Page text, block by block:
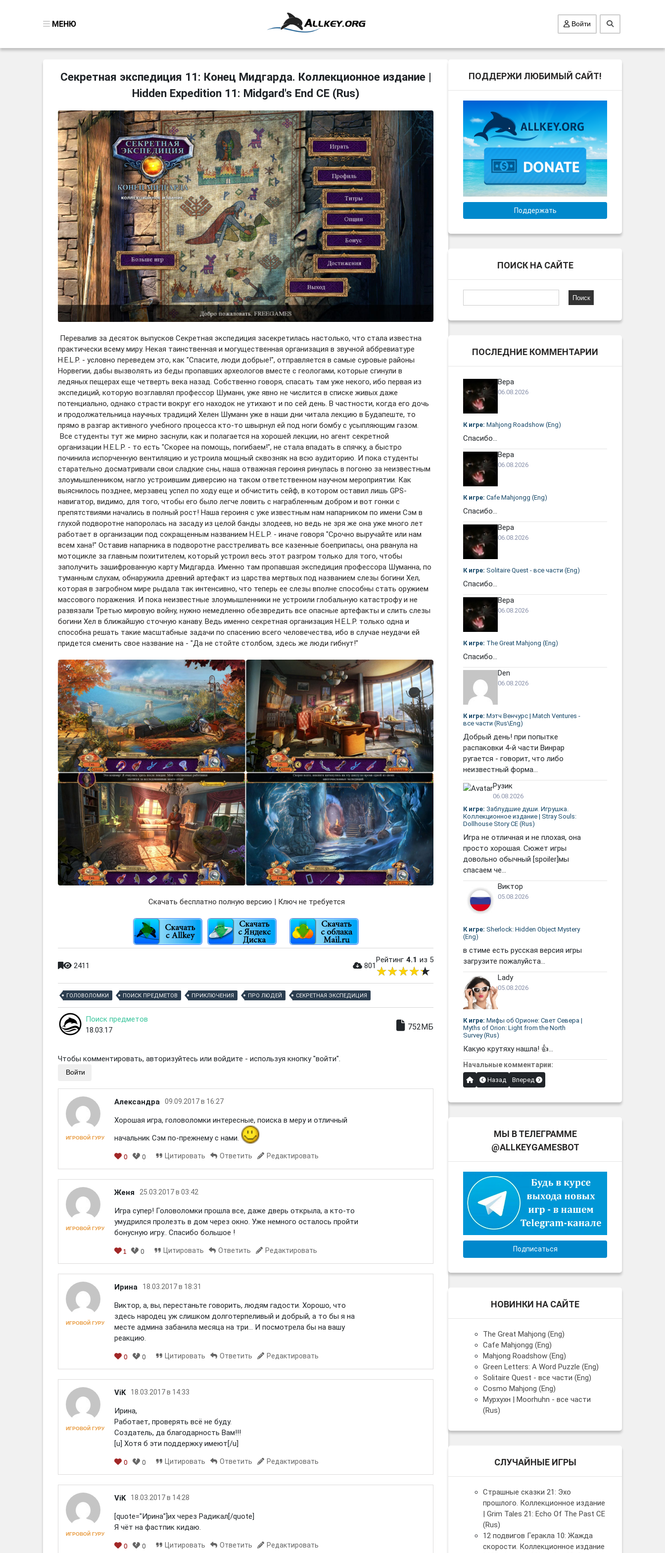
МЕНЮ
ПОИСК ПРЕДМЕТОВ
БИЗНЕС
ТРИ-В-РЯД
СТРАТЕГИИ
СТРЕЛЯЛКИ
КВЕСТ
КАК СКАЧАТЬ
НОВОСТИ
Войти
Секретная экспедиция 11: Конец Мидгарда. Коллекционное издание |
Hidden Expedition 11: Midgard's End CE (Rus)
Перевалив за десяток выпусков Секретная экспедиция засекретилась настолько, что стала известна
практически всему миру. Некая таинственная и могущественная организация в звучной аббревиатуре
H.E.L.P. - условно переведем это, как "Спасите, люди добрые!", отправляется в самые суровые районы
Норвегии, дабы вызволять из беды пропавших археологов вместе с геологами, которые сгинули в
ледяных пещерах еще четверть века назад. Собственно говоря, спасать там уже некого, ибо первая из
экспедиций, которую возглавлял профессор Шуманн, уже явно не числится в списке живых даже
потенциально, однако страсти вокруг его находок не утихают и по сей день. В частности, когда его дочь
и продолжательница научных традиций Хелен Шуманн уже в наши дни читала лекцию в Будапеште, то
прямо в разгар активного учебного процесса кто-то швырнул ей под ноги бомбу с усыпляющим газом.
Все студенты тут же мирно заснули, как и полагается на хорошей лекции, но агент секретной
организации H.E.L.P. - то есть "Скорее на помощь, погибаем!", не стала впадать в спячку, а быстро
починила испорченную вентиляцию и устроила мощный сквозняк на всю аудиторию. И пока студенты
старательно досматривали свои сладкие сны, наша отважная героиня ринулась в погоню за неизвестным
злоумышленником, нагло устроившим диверсию на таком ответственном научном мероприятии. Как
выяснилось позднее, мерзавец успел по ходу еще и обчистить сейф, в котором оставил лишь GPS-
навигатор, видимо, для того, чтобы его было легче ловить с награбленным добром и вот гонки с
препятствиями начались в полный рост! Наша героиня с уже известным нам напарником по имени Сэм в
глухой подворотне напоролась на засаду из целой банды злодеев, но ведь не зря же она уже много лет
работает в организации под сокращенным названием H.E.L.P. - иначе говоря "Срочно выручайте или нам
всем хана!" Оставив напарника в подворотне расстреливать все казенные боеприпасы, она рванула на
мотоцикле за главным похитителем, который устроил весь этот разгром только для того, чтобы
заполучить зашифрованную карту Мидгарда. Именно там пропавшая экспедиция профессора Шуманна, по
туманным слухам, обнаружила древний артефакт из царства мертвых под названием слезы богини Хел,
которая в загробном мире рыдала так интенсивно, что теперь ее слезы вполне способны стать оружием
массового поражения. И пока неизвестные злоумышленники не устроили глобальную катастрофу и не
развязали Третью мировую войну, нужно немедленно обезвредить все опасные артефакты и слить слезы
богини Хел в ближайшую сточную канаву. Ведь именно секретная организация H.E.L.P. только одна и
способна решать такие масштабные задачи по спасению всего человечества, ибо в случае неудачи ей
придется сменить свое название на - "Да не стойте столбом, здесь же люди гибнут!"
Скачать бесплатно полную версию | Ключ не требуется
2411 801
Рейтинг 4.1 из 5
ГОЛОВОЛОМКИ ПОИСК ПРЕДМЕТОВ ПРИКЛЮЧЕНИЯ ПРО ЛЮДЕЙ СЕКРЕТНАЯ ЭКСПЕДИЦИЯ
Поиск предметов
18.03.17
752МБ
Чтобы комментировать, авторизуйтесь или войдите - используя кнопку "войти".
Войти
ИГРОВОЙ ГУРУ
Александра 09.09.2017 в 16:27
Хорошая игра, головоломки интересные, поиска в меру и отличный
начальник Сэм по-прежнему с нами.
0 0 Цитировать Ответить Редактировать
ИГРОВОЙ ГУРУ
Женя 25.03.2017 в 03:42
Игра супер! Головоломки прошла все, даже дверь открыла, а кто-то
умудрился пролезть в дом через окно. Уже немного осталось пройти
бонусную игру.. Спасибо большое !
1 0 Цитировать Ответить Редактировать
ИГРОВОЙ ГУРУ
Ирина 18.03.2017 в 18:31
Виктор, а, вы, перестаньте говорить, людям гадости. Хорошо, что
здесь народец уж слишком долготерпеливый и добрый, а то бы я на
месте админа забанила месяца на три... И посмотрела бы на вашу
реакцию.
0 0 Цитировать Ответить Редактировать
ИГРОВОЙ ГУРУ
ViK 18.03.2017 в 14:33
Ирина,
Работает, проверять всё не буду.
Создатель, да благодарность Вам!!!
[u] Хотя б эти поддержку имеют[/u]
0 0 Цитировать Ответить Редактировать
ИГРОВОЙ ГУРУ
ViK 18.03.2017 в 14:28
[quote="Ирина"]их через Радикал[/quote]
Я чёт на фастпик кидаю.
0 0 Цитировать Ответить Редактировать
ПОДДЕРЖИ ЛЮБИМЫЙ САЙТ!
Поддержать
ПОИСК НА САЙТЕ
ПОСЛЕДНИЕ КОММЕНТАРИИ
Вера
06.08.2026
К игре: Mahjong Roadshow (Eng)
Спасибо...
Вера
06.08.2026
К игре: Cafe Mahjongg (Eng)
Спасибо...
Вера
06.08.2026
К игре: Solitaire Quest - все части (Eng)
Спасибо...
Вера
06.08.2026
К игре: The Great Mahjong (Eng)
Спасибо...
Den
06.08.2026
К игре: Мэтч Венчурс | Match Ventures -
все части (Rus\Eng)
Добрый день! при попытке
распаковки 4-й части Винрар
ругается - говорит, что либо
неизвестный форма...
Рузик
06.08.2026
К игре: Заблудшие души. Игрушка.
Коллекционное издание | Stray Souls:
Dollhouse Story CE (Rus)
Игра не отличная и не плохая, она
просто хорошая. Сюжет игры
довольно обычный [spoiler]мы
спасаем че...
Виктор
05.08.2026
К игре: Sherlock: Hidden Object Mystery
(Eng)
в стиме есть русская версия игры
загрузите пожалуйста...
Lady
05.08.2026
К игре: Мифы об Орионе: Свет Севера |
Myths of Orion: Light from the North
Survey (Rus)
Какую крутяху нашла! 👍...
Начальные комментарии:
Назад Вперед
МЫ В ТЕЛЕГРАММЕ
@ALLKEYGAMESBOT
Подписаться
НОВИНКИ НА САЙТЕ
The Great Mahjong (Eng)
Cafe Mahjongg (Eng)
Mahjong Roadshow (Eng)
Green Letters: A Word Puzzle (Eng)
Solitaire Quest - все части (Eng)
Cosmo Mahjong (Eng)
Мурхухн | Moorhuhn - все части
(Rus)
СЛУЧАЙНЫЕ ИГРЫ
Страшные сказки 21: Эхо
прошлого. Коллекционное издание
| Grim Tales 21: Echo Of The Past CE
(Rus)
12 подвигов Геракла 10: Жажда
скорости. Коллекционное издание